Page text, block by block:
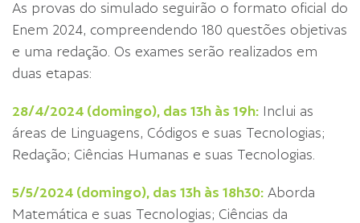
As provas do simulado seguirão o formato oficial do
Enem 2024, compreendendo 180 questões objetivas
e uma redação. Os exames serão realizados em
duas etapas:
28/4/2024 (domingo), das 13h às 19h: Inclui as
áreas de Linguagens, Códigos e suas Tecnologias;
Redação; Ciências Humanas e suas Tecnologias.
5/5/2024 (domingo), das 13h às 18h30: Aborda
Matemática e suas Tecnologias; Ciências da